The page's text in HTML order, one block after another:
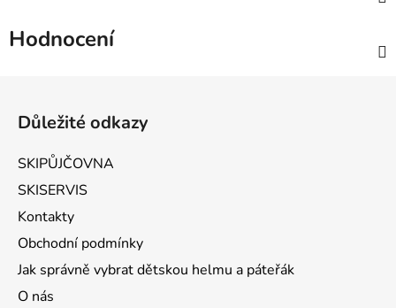
Hodnocení
Důležité odkazy
SKIPŮJČOVNA
SKISERVIS
Kontakty
Obchodní podmínky
Jak správně vybrat dětskou helmu a páteřák
O nás